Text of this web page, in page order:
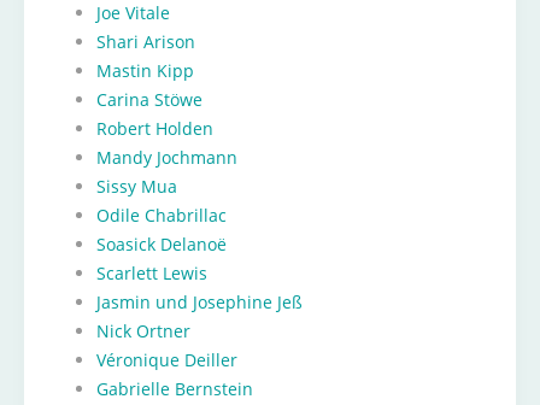
Joe Vitale
Shari Arison
Mastin Kipp
Carina Stöwe
Robert Holden
Mandy Jochmann
Sissy Mua
Odile Chabrillac
Soasick Delanoë
Scarlett Lewis
Jasmin und Josephine Jeß
Nick Ortner
Véronique Deiller
Gabrielle Bernstein